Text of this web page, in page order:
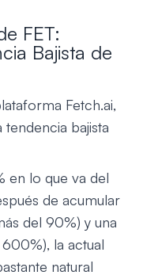
FET:
Bajista de
Fetch.ai,
tendencia bajista
en lo que va del
de acumular
del 90%) y una
la actual
natural